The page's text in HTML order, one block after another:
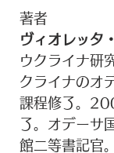
著者
ヴィオレッ
ウクライナ研
クライナのオ
課程修了。
了。オデー
館二等書記官